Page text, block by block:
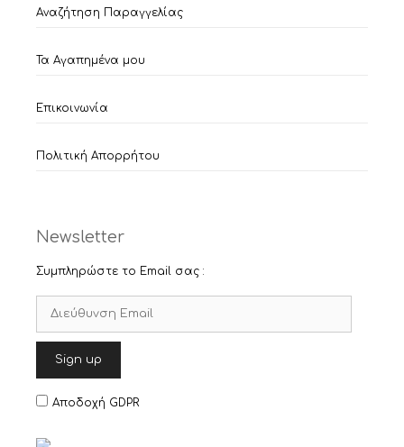
Αναζήτηση Παραγγελίας
Τα Αγαπημένα μου
Επικοινωνία
Πολιτική Απορρήτου
Newsletter
Συμπληρώστε το Email σας :
Αποδοχή GDPR
Item added to cart.